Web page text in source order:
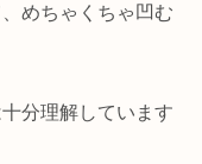
めちゃくちゃ凹む
分理解しています